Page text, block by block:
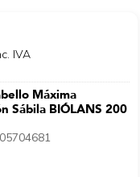
IVA
Máxima
Sábila BIÓLANS 200